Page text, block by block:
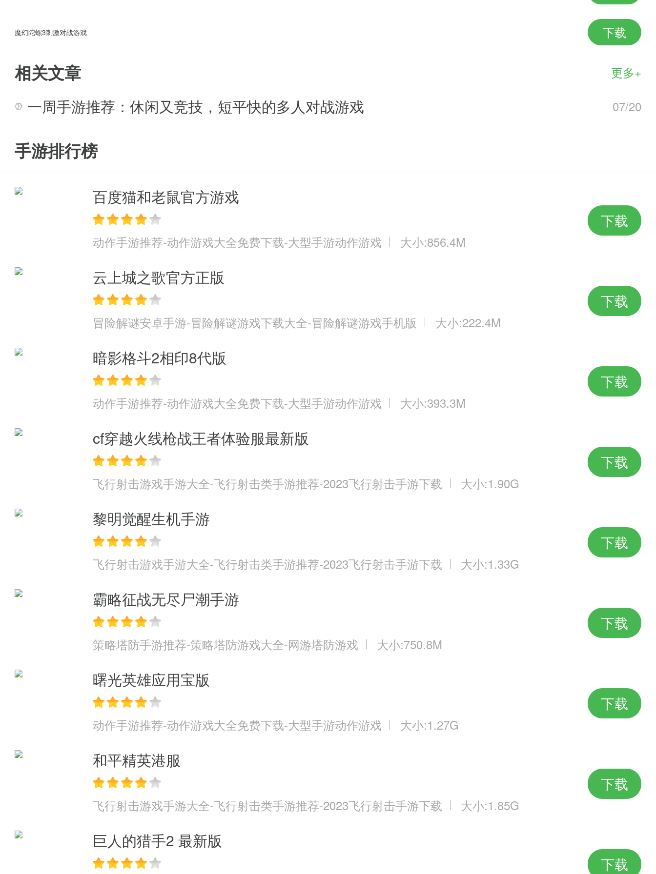
魔幻陀螺3刺激对战游戏 下载
相关文章 更多+
一周手游推荐：休闲又竞技，短平快的多人对战游戏 07/20
手游排行榜
百度猫和老鼠官方游戏
动作手游推荐-动作游戏大全免费下载-大型手游动作游戏 大小:856.4M
下载
云上城之歌官方正版
冒险解谜安卓手游-冒险解谜游戏下载大全-冒险解谜游戏手机版 大小:222.4M
下载
暗影格斗2相印8代版
动作手游推荐-动作游戏大全免费下载-大型手游动作游戏 大小:393.3M
下载
cf穿越火线枪战王者体验服最新版
飞行射击游戏手游大全-飞行射击类手游推荐-2023飞行射击手游下载 大小:1.90G
下载
黎明觉醒生机手游
飞行射击游戏手游大全-飞行射击类手游推荐-2023飞行射击手游下载 大小:1.33G
下载
霸略征战无尽尸潮手游
策略塔防手游推荐-策略塔防游戏大全-网游塔防游戏 大小:750.8M
下载
曙光英雄应用宝版
动作手游推荐-动作游戏大全免费下载-大型手游动作游戏 大小:1.27G
下载
和平精英港服
飞行射击游戏手游大全-飞行射击类手游推荐-2023飞行射击手游下载 大小:1.85G
下载
巨人的猎手2 最新版
下载